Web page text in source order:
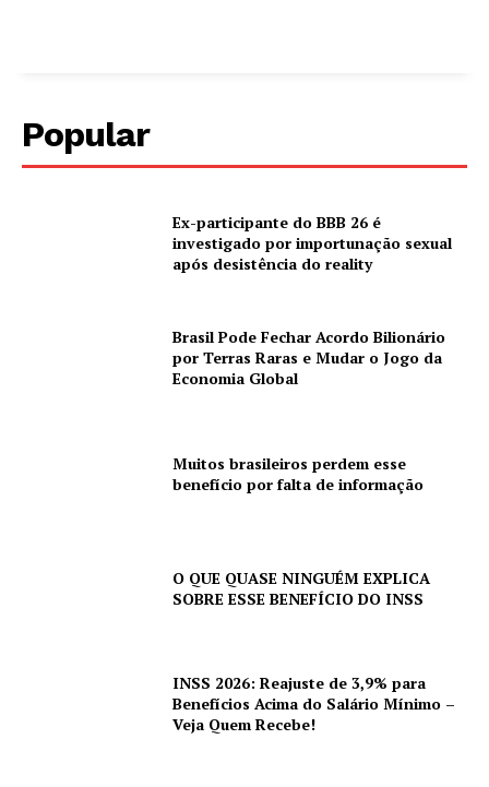
Popular
Ex-participante do BBB 26 é
investigado por importunação sexual
após desistência do reality
Brasil Pode Fechar Acordo Bilionário
por Terras Raras e Mudar o Jogo da
Economia Global
Muitos brasileiros perdem esse
benefício por falta de informação
O QUE QUASE NINGUÉM EXPLICA
SOBRE ESSE BENEFÍCIO DO INSS
INSS 2026: Reajuste de 3,9% para
Benefícios Acima do Salário Mínimo –
Veja Quem Recebe!